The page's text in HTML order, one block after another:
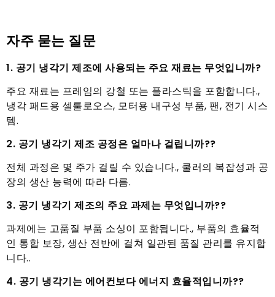
자주 묻는 질문
1. 공기 냉각기 제조에 사용되는 주요 재료는 무엇입니까?
주요 재료는 프레임의 강철 또는 플라스틱을 포함합니다.,
냉각 패드용 셀룰로오스, 모터용 내구성 부품, 팬, 전기 시스
템.
2. 공기 냉각기 제조 공정은 얼마나 걸립니까??
전체 과정은 몇 주가 걸릴 수 있습니다., 쿨러의 복잡성과 공
장의 생산 능력에 따라 다름.
3. 공기 냉각기 제조의 주요 과제는 무엇입니까??
과제에는 고품질 부품 소싱이 포함됩니다., 부품의 효율적
인 통합 보장, 생산 전반에 걸쳐 일관된 품질 관리를 유지합
니다..
4. 공기 냉각기는 에어컨보다 에너지 효율적입니까??